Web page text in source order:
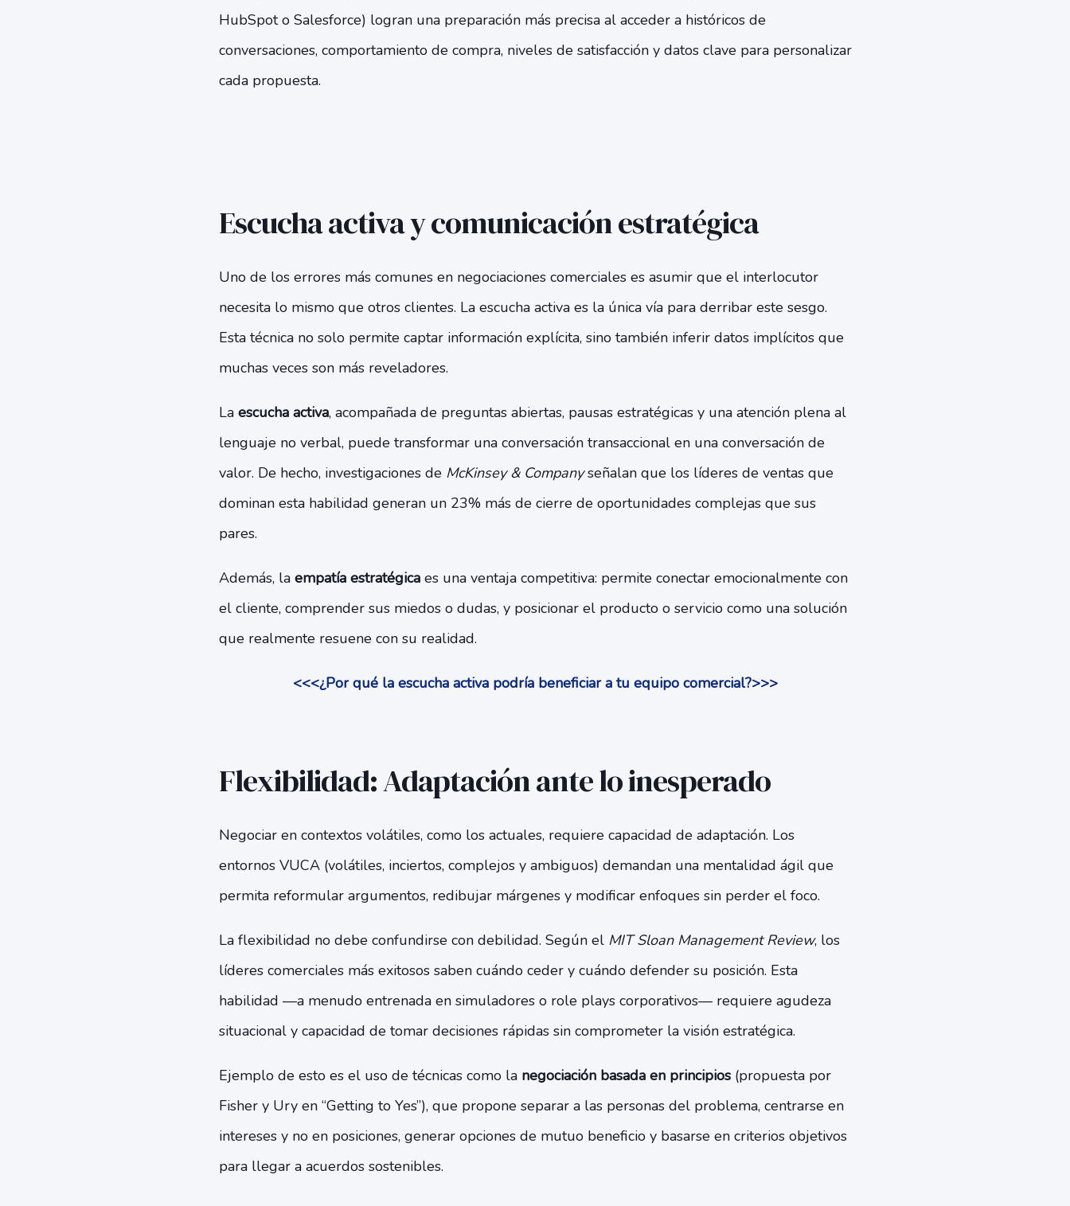
HubSpot o Salesforce) logran una preparación más precisa al acceder a históricos de
conversaciones, comportamiento de compra, niveles de satisfacción y datos clave para personalizar
cada propuesta.
Escucha activa y comunicación estratégica
Uno de los errores más comunes en negociaciones comerciales es asumir que el interlocutor
necesita lo mismo que otros clientes. La escucha activa es la única vía para derribar este sesgo.
Esta técnica no solo permite captar información explícita, sino también inferir datos implícitos que
muchas veces son más reveladores.
La escucha activa, acompañada de preguntas abiertas, pausas estratégicas y una atención plena al
lenguaje no verbal, puede transformar una conversación transaccional en una conversación de
valor. De hecho, investigaciones de McKinsey & Companyseñalan que los líderes de ventas que
dominan esta habilidad generan un 23% más de cierre de oportunidades complejas que sus
pares.
Además, la empatía estratégicaes una ventaja competitiva: permite conectar emocionalmente con
el cliente, comprender sus miedos o dudas, y posicionar el producto o servicio como una solución
que realmente resuene con su realidad.
<<<¿Por qué la escucha activa podría beneficiar a tu equipo comercial?>>>
Flexibilidad: Adaptación ante lo inesperado
Negociar en contextos volátiles, como los actuales, requiere capacidad de adaptación. Los
entornos VUCA (volátiles, inciertos, complejos y ambiguos) demandan una mentalidad ágil que
permita reformular argumentos, redibujar márgenes y modificar enfoques sin perder el foco.
La flexibilidad no debe confundirse con debilidad. Según el MIT Sloan Management Review, los
líderes comerciales más exitosos saben cuándo ceder y cuándo defender su posición. Esta
habilidad —a menudo entrenada en simuladores o role plays corporativos— requiere agudeza
situacional y capacidad de tomar decisiones rápidas sin comprometer la visión estratégica.
Ejemplo de esto es el uso de técnicas como la negociación basada en principios(propuesta por
Fisher y Ury en “Getting to Yes”), que propone separar a las personas del problema, centrarse en
intereses y no en posiciones, generar opciones de mutuo beneficio y basarse en criterios objetivos
para llegar a acuerdos sostenibles.